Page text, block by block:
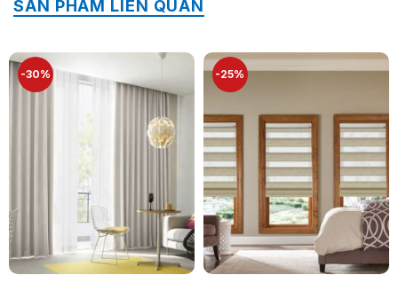
SẢN PHẨM LIÊN QUAN
-30% -25%